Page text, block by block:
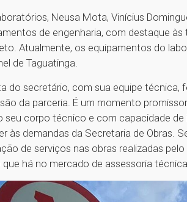
Neusa Mota, Vinícius
de engenharia, com destaque
Atualmente, os equipamentos do
de Taguatinga.
do secretário, com sua equipe
da parceria. É um momento
seu corpo técnico e com capacidade
às demandas da Secretaria de Obras.
de serviços nas obras realizadas
há no mercado de assessoria